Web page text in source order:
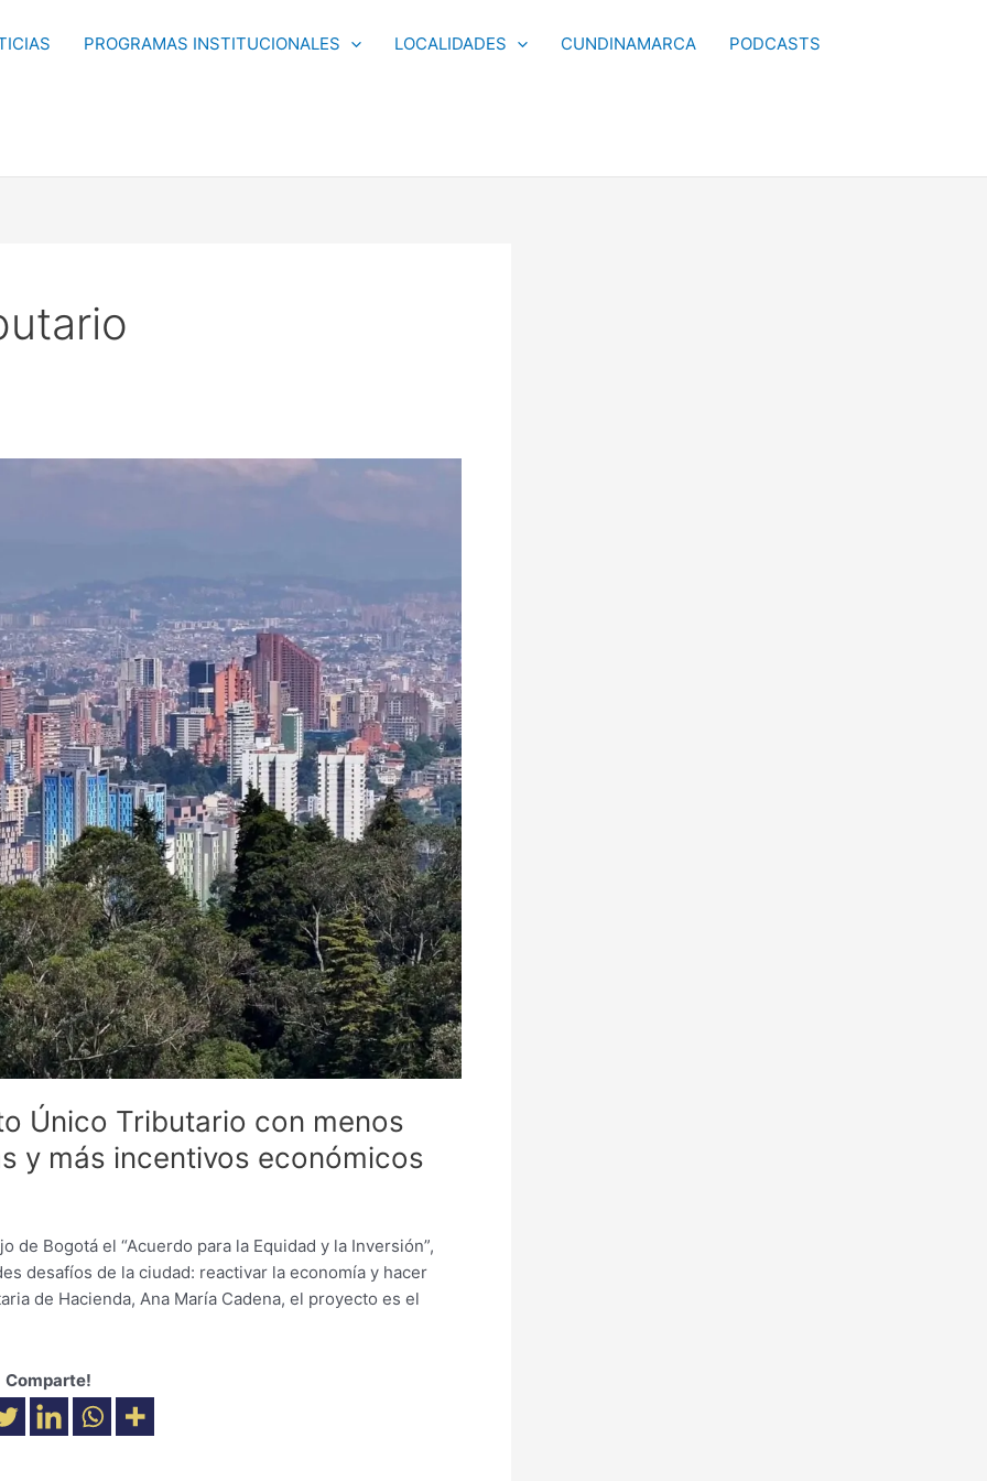
PROGRAMAS INSTITUCIONALES LOCALIDADES CUNDINAMARCA PODCASTS
Único Tributario con menos
y más incentivos económicos
Bogotá el “Acuerdo para la Equidad y la Inversión”,
desafíos de la ciudad: reactivar la economía y hacer
de Hacienda, Ana María Cadena, el proyecto es el
Comparte!